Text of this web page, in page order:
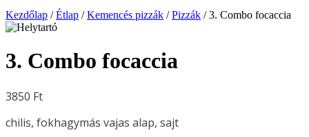
Kezdőlap /Étlap /Kemencés pizzák /Pizzák / 3. Combo focaccia
3. Combo focaccia
3850 Ft
chilis, fokhagymás vajas alap, sajt